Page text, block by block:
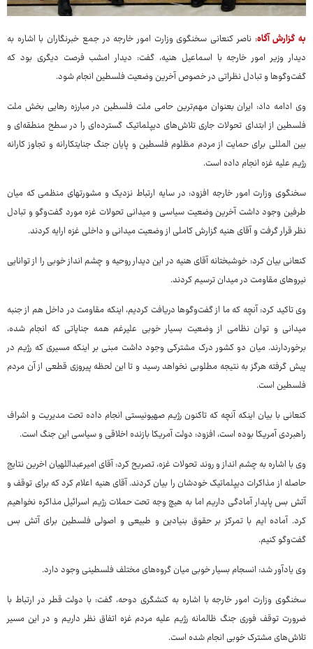
به گزارش آگاه: ناصر کنعانی سخنگوی وزارت امور خارجه در جمع خبرنگاران با اشاره به
دیدار وزیر امور خارجه با اسماعیل هنیه، گفت: دیدار امشب فرصت دیگری بود که
گفت‌وگوها و تبادل نظراتی در خصوص آخرین وضعیت فلسطین انجام شود.
وی ادامه داد: ایران بعنوان مهم‌ترین حامی ملت فلسطین در مبارزه رهایی بخش ملت
فلسطین از ابتدای تحولات جاری تلاش‌های دیپلماتیک گسترده‌ای را در سطح منطقه‌ای و
بین المللی برای حمایت از مردم مظلوم فلسطین و پایان جنگ جنایتکارانه و تجاوز کارانه
رژیم علیه غزه انجام داده است.
سخنگوی وزارت امور خارجه افزود: در سایه ارتباط نزدیک و مشورتهای منظمی که میان
طرفین وجود داشت آخرین وضعیت سیاسی و میدانی تحولات غزه مورد گفت‌وگو و تبادل
نظر قرار گرفت و آقای هنیه گزارش کاملی از وضعیت میدانی و داخلی غزه ارایه کردند.
کنعانی بیان کرد: خوشبختانه آقای هنیه در این دیدار روحیه و چشم انداز خوبی را از توانایی
نیروهای مقاومت در میدان ترسیم کردند.
وی تاکید کرد: آنچه که ما از گفت‌وگوها دریافت کردیم، اینکه مقاومت در داخل هم از جنبه
میدانی و توان نظامی از وضعیت بسیار خوبی علیرغم همه جنایاتی که انجام شده،
برخوردارند. میان دو کشور درک مشترکی وجود داشت مبنی بر اینکه مسیری که رژیم در
پیش گرفته هرگز به نتیجه مطلوبی نخواهد رسید و تا این لحظه پیروزی قطعی از آن مردم
فلسطین است.
کنعانی با بیان اینکه آنچه که تاکنون رژیم صهیونیستی انجام داده تحت مدیریت و اشراف
راهبردی آمریکا بوده است، افزود: دولت آمریکا بازنده اخلاقی و سیاسی این جنگ است.
وی با اشاره به چشم انداز و روند تحولات غزه، تصریح کرد: آقای امیرعبداللهیان اخرین نتایج
حاصله از مذاکرات دیپلماتیک خودشان را بیان کردند. آقای هنیه اعلام کرد که برای توقف و
آتش بس پایدار آمادگی داریم اما به هیچ وجه تحت حملات رژیم اسرائیل مذاکره نخواهیم
کرد. آماده ایم با تمرکز بر حقوق بنیادین و طبیعی و اصولی فلسطین برای آتش بس
گفت‌وگو کنیم.
وی یادآور شد: انسجام بسیار خوبی میان گروه‌های مختلف فلسطینی وجود دارد.
سخنگوی وزارت امور خارجه با اشاره به کنشگری دوحه، گفت: با دولت قطر در ارتباط با
ضرورت توقف فوری جنگ ظالمانه رژیم علیه مردم غزه اتفاق نظر داریم و در این مسیر
تلاش‌های مشترک خوبی انجام شده است.